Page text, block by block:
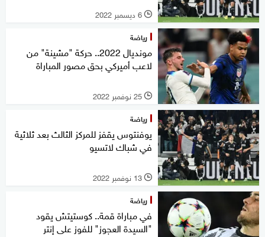
l 6 ديسمبر 2022
رياضة
مونديال 2022.. حركة "مشينة" من
لاعب أميركي بحق مصور المباراة
l 25 نوفمبر 2022
رياضة
يوفنتوس يقفز للمركز الثالث بعد ثلاثية
في شباك لاتسيو
l 13 نوفمبر 2022
رياضة
في مباراة قمة.. كوستيتش يقود
"السيدة العجوز" للفوز على إنتر